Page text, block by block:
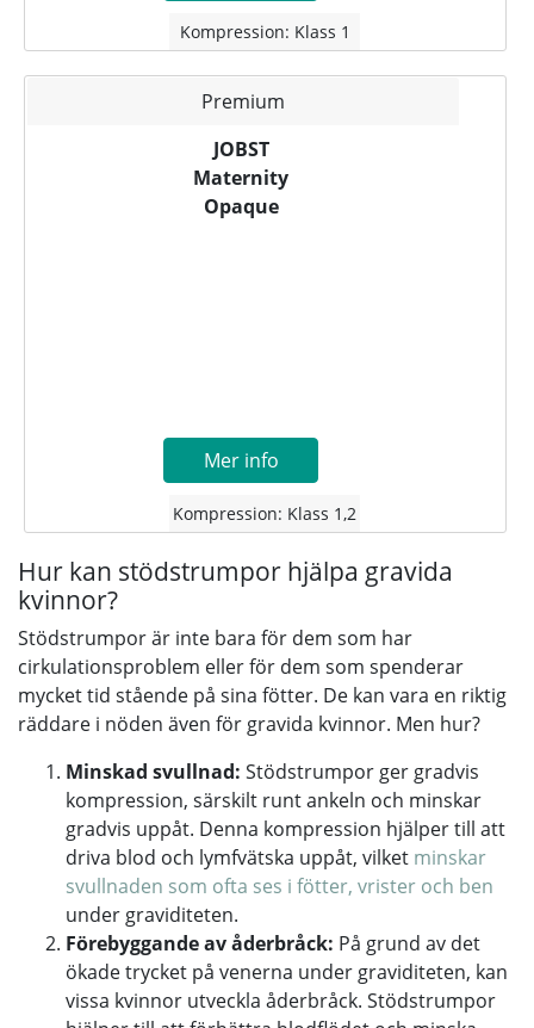
Kompression: Klass 1
Premium
JOBST
Maternity
Opaque
Mer info
Kompression: Klass 1,2
Hur kan stödstrumpor hjälpa gravida
kvinnor?
Stödstrumpor är inte bara för dem som har
cirkulationsproblem eller för dem som spenderar
mycket tid stående på sina fötter. De kan vara en riktig
räddare i nöden även för gravida kvinnor. Men hur?
Minskad svullnad: Stödstrumpor ger gradvis
kompression, särskilt runt ankeln och minskar
gradvis uppåt. Denna kompression hjälper till att
driva blod och lymfvätska uppåt, vilket minskar
svullnaden som ofta ses i fötter, vrister och ben
under graviditeten.
Förebyggande av åderbråck: På grund av det
ökade trycket på venerna under graviditeten, kan
vissa kvinnor utveckla åderbråck. Stödstrumpor